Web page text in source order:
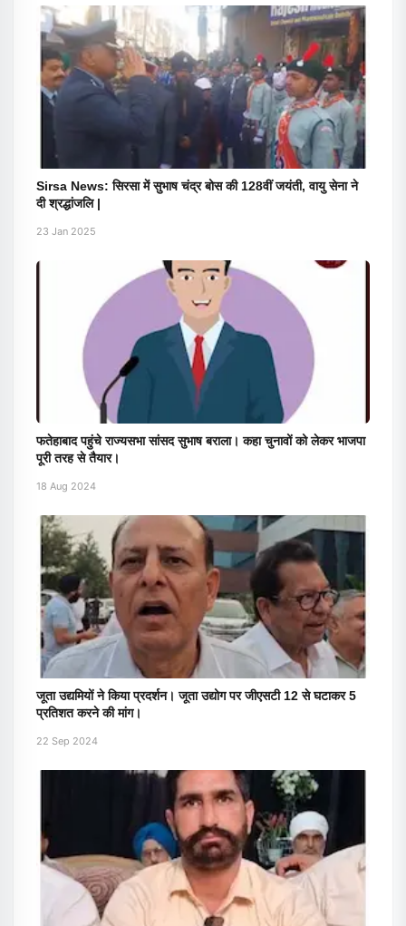
Sirsa News: सिरसा में सुभाष चंद्र बोस की 128वीं जयंती, वायु सेना ने
दी श्रद्धांजलि |
23 Jan 2025
फतेहाबाद पहुंचे राज्यसभा सांसद सुभाष बराला। कहा चुनावों को लेकर भाजपा
पूरी तरह से तैयार।
18 Aug 2024
जूता उद्यमियों ने किया प्रदर्शन। जूता उद्योग पर जीएसटी 12 से घटाकर 5
प्रतिशत करने की मांग।
22 Sep 2024